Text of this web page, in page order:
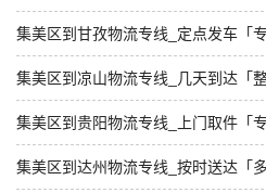
集美区到甘孜物流专线_定点发车「专
集美区到凉山物流专线_几天到达「整
集美区到贵阳物流专线_上门取件「专
集美区到达州物流专线_按时送达「多